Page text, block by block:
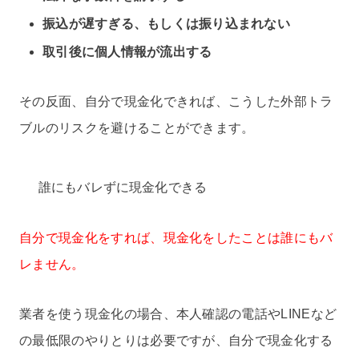
振込が遅すぎる、もしくは振り込まれない
取引後に個人情報が流出する
その反面、自分で現金化できれば、こうした外部トラ
ブルのリスクを避けることができます。
誰にもバレずに現金化できる
自分で現金化をすれば、現金化をしたことは誰にもバ
レません。
業者を使う現金化の場合、本人確認の電話やLINEなど
の最低限のやりとりは必要ですが、自分で現金化する